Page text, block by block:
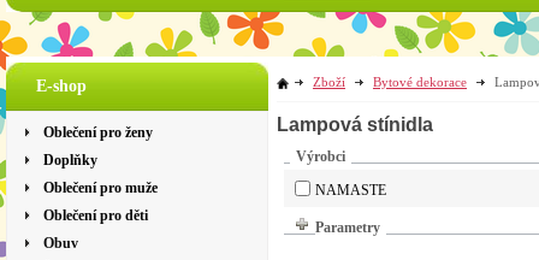
E-shop
Oblečení pro ženy
Doplňky
Oblečení pro muže
Oblečení pro děti
Obuv
Zboží Bytové dekorace
Lampová stínidla
Výrobci
NAMASTE
Parametry